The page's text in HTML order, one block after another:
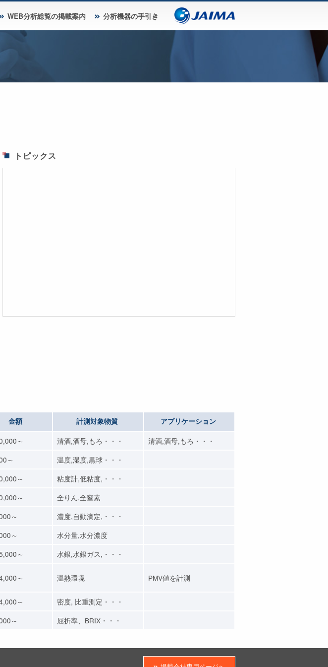
WEB分析総覧の掲載案内 分析機器の手引き
トピックス
金額 計測対象物質 アプリケーション
～ 清酒,酒母,もろ・・・
清酒,酒母,もろ・・・
～
温度,湿度,黒球・・・
～
粘度計,低粘度,・・・
～
全りん,全窒素
～
濃度,自動滴定,・・・
～
水分量,水分濃度
～
水銀,水銀ガス,・・・
～ 温熱環境 PMV値を計測
～
密度, 比重測定・・・
～ 屈折率、BRIX・・・